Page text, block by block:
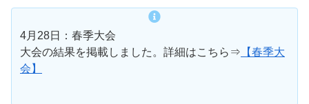
4月28日：春季大会
大会の結果を掲載しました。詳細はこちら⇒ 【春季大
会】